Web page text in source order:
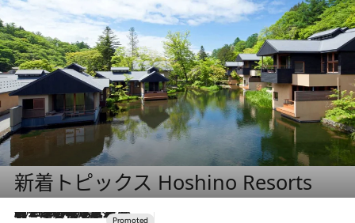
新着トピックス Hoshino Resorts
2026.8.7
【トンボの足水浴】ヒノキの香りに包まれて涼感マックス！約13℃の湧水かけ流しを避暑地「星野温泉 トンボの湯」で体験